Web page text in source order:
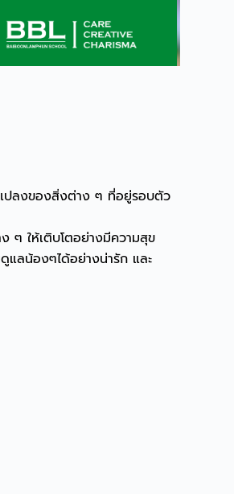
แปลงของสิ่งต่าง ๆ ที่อยู่รอบตัว
ๆ ให้เติบโตอย่างมีความสุข
ลน้องๆได้อย่างน่ารัก และ